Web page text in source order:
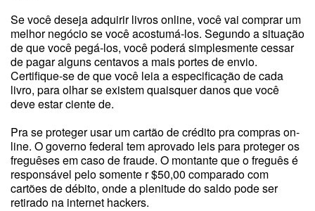
Se você deseja adquirir livros online, você vai comprar um
melhor negócio se você acostumá-los. Segundo a situação
de que você pegá-los, você poderá simplesmente cessar
de pagar alguns centavos a mais portes de envio.
Certifique-se de que você leia a especificação de cada
livro, para olhar se existem quaisquer danos que você
deve estar ciente de.
Pra se proteger usar um cartão de crédito pra compras on-
line. O governo federal tem aprovado leis para proteger os
freguêses em caso de fraude. O montante que o freguês é
responsável pelo somente r $50,00 comparado com
cartões de débito, onde a plenitude do saldo pode ser
retirado na internet hackers.